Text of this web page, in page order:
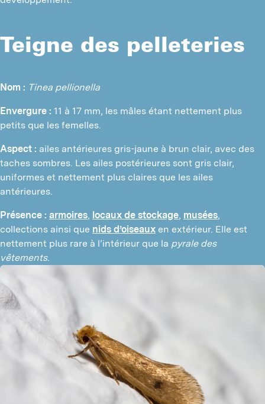
Teigne des pelleteries
Nom : Tinea pellionella
Envergure : 11 à 17 mm, les mâles étant nettement plus
petits que les femelles.
Aspect : ailes antérieures gris-jaune à brun clair, avec des
taches sombres. Les ailes postérieures sont gris clair,
uniformes et nettement plus claires que les ailes
antérieures.
Présence : armoires, locaux de stockage, musées,
collections ainsi que nids d’oiseaux en extérieur. Elle est
nettement plus rare à l’intérieur que la pyrale des
vêtements.